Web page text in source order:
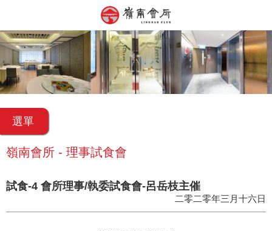
選單
嶺南會所 - 理事試食會
試食-4 會所理事/執委試食會-呂岳枝主催
二零二零年三月十六日